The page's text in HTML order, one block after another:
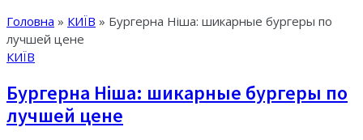
Головна » КИЇВ » Бургерна Нiша: шикарные бургеры по
лучшей цене
КИЇВ
Бургерна Нiша: шикарные бургеры по
лучшей цене